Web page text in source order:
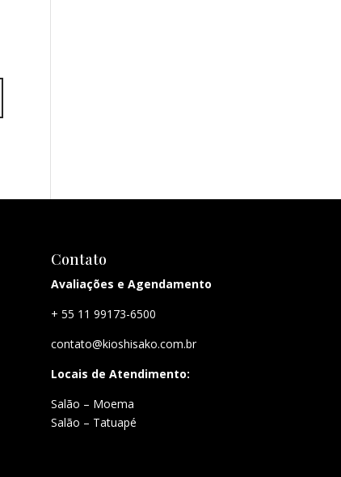
Contato
Avaliações e Agendamento
+ 55 11 99173-6500
contato@kioshisako.com.br
Locais de Atendimento:
Salão – Moema
Salão – Tatuapé